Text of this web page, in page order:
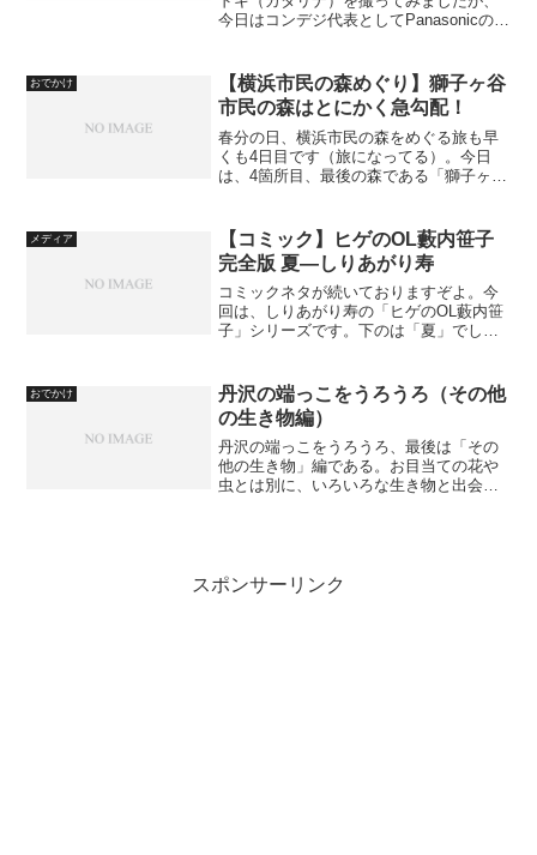
今日はコンデジ代表としてPanasonicの
ですが、典型的な性能を持っているもの
で...
おでかけ
【横浜市民の森めぐり】獅子ヶ谷
市民の森はとにかく急勾配！
春分の日、横浜市民の森をめぐる旅も早
くも4日目です（旅になってる）。今日
は、4箇所目、最後の森である「獅子ヶ谷
るやや広めの森です。3日目の記事はこち
ら。【横浜市民の森...
メディア
【コミック】ヒゲのOL藪内笹子
完全版 夏―しりあがり寿
コミックネタが続いておりますぞよ。今
回は、しりあがり寿の「ヒゲのOL藪内笹
子」シリーズです。下のは「夏」でし
て何？ ヒゲのOL藪内笹子 完全版 夏 (ビ
ームコミック...
おでかけ
丹沢の端っこをうろうろ（その他
の生き物編）
丹沢の端っこをうろうろ、最後は「その
他の生き物」編である。お目当ての花や
虫とは別に、いろいろな生き物と出会え
スポンサーリンク